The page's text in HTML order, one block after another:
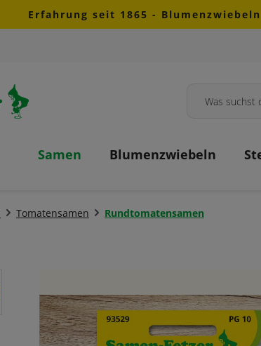
Erfahrung seit 1865 -
Samen Blumenzwiebeln
Tomatensamen Rundtomatensamen